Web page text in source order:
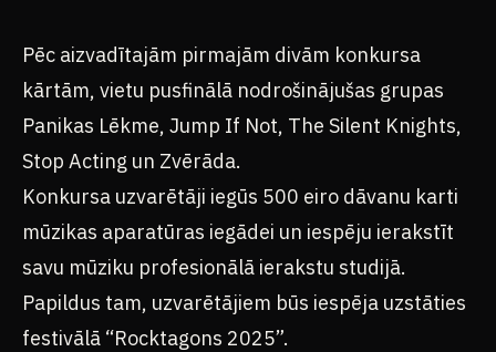
Pēc aizvadītajām pirmajām divām konkursa
kārtām, vietu pusfinālā nodrošinājušas grupas
Panikas Lēkme, Jump If Not, The Silent Knights,
Stop Acting un Zvērāda.
Konkursa uzvarētāji iegūs 500 eiro dāvanu karti
mūzikas aparatūras iegādei un iespēju ierakstīt
savu mūziku profesionālā ierakstu studijā.
Papildus tam, uzvarētājiem būs iespēja uzstāties
festivālā “Rocktagons 2025”.